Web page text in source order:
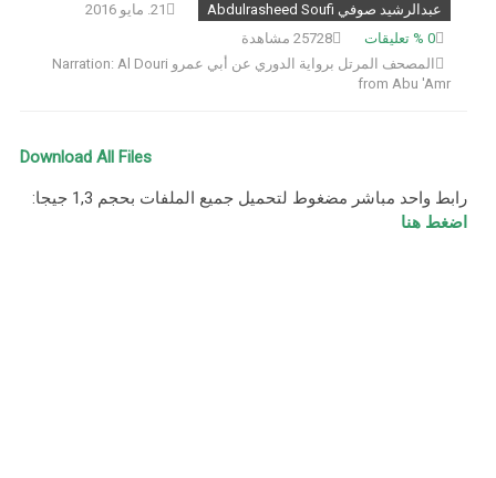
عبدالرشيد صوفي Abdulrasheed Soufi
21. مايو 2016
0 % تعليقات
25728 مشاهدة
المصحف المرتل برواية الدوري عن أبي عمرو Narration: Al Douri
from Abu 'Amr
Download All Files
رابط واحد مباشر مضغوط لتحميل جميع الملفات بحجم 1,3 جيجا:
اضغط هنا